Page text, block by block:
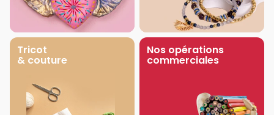
Tricot
& couture
Nos opérations
commerciales